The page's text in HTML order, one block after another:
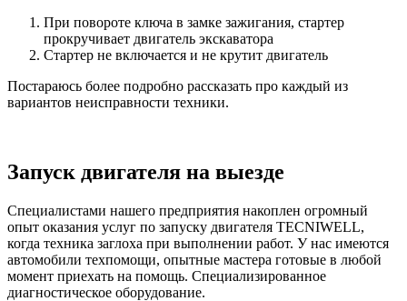
При повороте ключа в замке зажигания, стартер
прокручивает двигатель экскаватора
Стартер не включается и не крутит двигатель
Постараюсь более подробно рассказать про каждый из
вариантов неисправности техники.
Запуск двигателя на выезде
Специалистами нашего предприятия накоплен огромный
опыт оказания услуг по запуску двигателя TECNIWELL,
когда техника заглоха при выполнении работ. У нас имеются
автомобили техпомощи, опытные мастера готовые в любой
момент приехать на помощь. Специализированное
диагностическое оборудование.